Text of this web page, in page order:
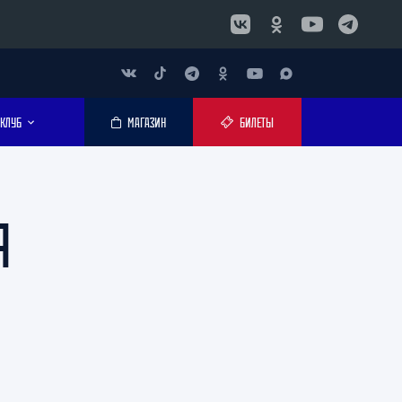
КЛУБ МАГАЗИН БИЛЕТЫ